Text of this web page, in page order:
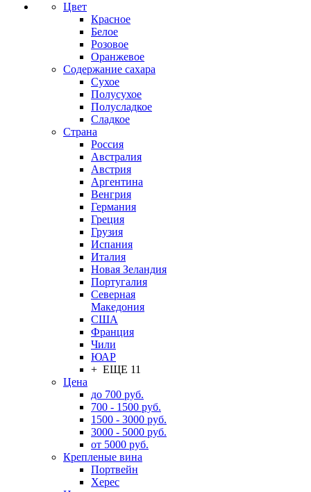
Цвет
Красное
Белое
Розовое
Оранжевое
Содержание сахара
Сухое
Полусухое
Полусладкое
Сладкое
Страна
Россия
Австралия
Австрия
Аргентина
Венгрия
Германия
Греция
Грузия
Испания
Италия
Новая Зеландия
Португалия
Северная
Македония
США
Франция
Чили
ЮАР
+ ЕЩЕ 11
Цена
до 700 руб.
700 - 1500 руб.
1500 - 3000 руб.
3000 - 5000 руб.
от 5000 руб.
Крепленые вина
Портвейн
Херес